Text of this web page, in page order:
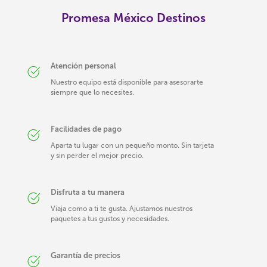
Promesa México Destinos
Atención personal
Nuestro equipo está disponible para asesorarte
siempre que lo necesites.
Facilidades de pago
Aparta tu lugar con un pequeño monto. Sin tarjeta
y sin perder el mejor precio.
Disfruta a tu manera
Viaja como a ti te gusta. Ajustamos nuestros
paquetes a tus gustos y necesidades.
Garantía de precios